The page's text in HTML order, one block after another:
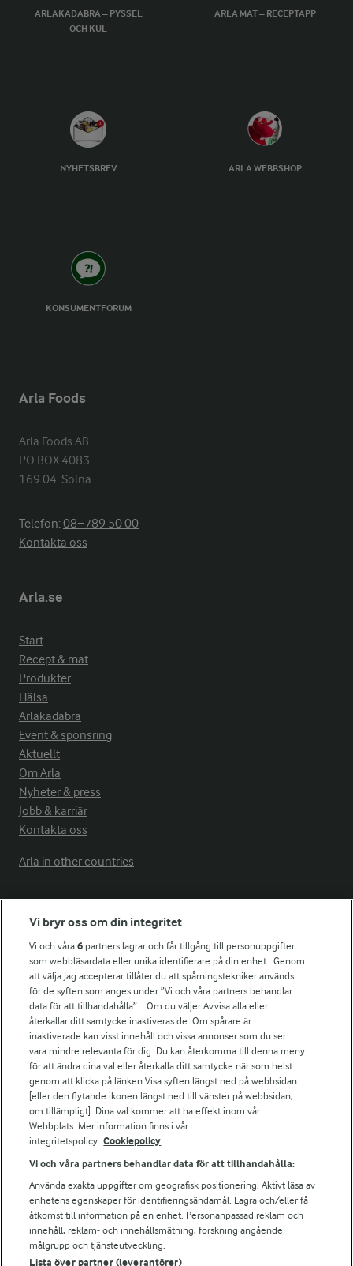
ARLAKADABRA – PYSSEL
OCH KUL
ARLA MAT – RECEPTAPP
NYHETSBREV ARLA WEBBSHOP
KONSUMENTFORUM
Arla Foods
Arla Foods AB
PO BOX 4083
169 04  Solna
Telefon:08−789 50 00
Kontakta oss
Arla.se
Start
Recept & mat
Produkter
Hälsa
Arlakadabra
Event & sponsring
Aktuellt
Om Arla
Nyheter & press
Jobb & karriär
Kontakta oss
Arla in other countries
Fler Arlasajter
För ägare
Arlas kundportal
Arla.com
Falbygdens Ost
Arla webbshop
Bildbank
Följ oss
Vi bryr oss om din integritet
Vi och våra6 partners lagrar och får tillgång till personuppgifter
som webbläsardata eller unika identifierare på din enhet . Genom
att välja Jag accepterar tillåter du att spårningstekniker används
för de syften som anges under ”Vi och våra partners behandlar
data för att tillhandahålla”. . Om du väljer Avvisa alla eller
återkallar ditt samtycke inaktiveras de. Om spårare är
inaktiverade kan visst innehåll och vissa annonser som du ser
vara mindre relevanta för dig. Du kan återkomma till denna meny
för att ändra dina val eller återkalla ditt samtycke när som helst
genom att klicka på länken Visa syften längst ned på webbsidan
[eller den flytande ikonen längst ned till vänster på webbsidan,
om tillämpligt]. Dina val kommer att ha effekt inom vår
Webbplats. Mer information finns i vår
integritetspolicy. Cookiepolicy
Vi och våra partners behandlar data för att tillhandahålla:
Använda exakta uppgifter om geografisk positionering. Aktivt läsa av
enhetens egenskaper för identifieringsändamål. Lagra och/eller få
åtkomst till information på en enhet. Personanpassad reklam och
innehåll, reklam- och innehållsmätning, forskning angående
målgrupp och tjänsteutveckling.
Lista över partner (leverantörer)